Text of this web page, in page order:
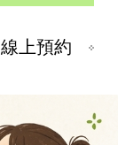
線上預約